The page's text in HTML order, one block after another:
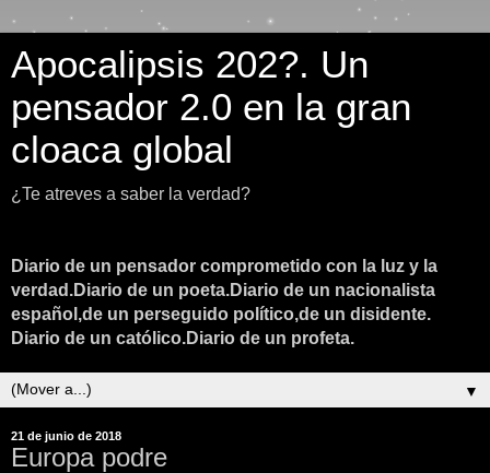
Apocalipsis 202?. Un
pensador 2.0 en la gran
cloaca global
¿Te atreves a saber la verdad?
Diario de un pensador comprometido con la luz y la
verdad.Diario de un poeta.Diario de un nacionalista
español,de un perseguido político,de un disidente.
Diario de un católico.Diario de un profeta.
▼
21 de junio de 2018
Europa podre